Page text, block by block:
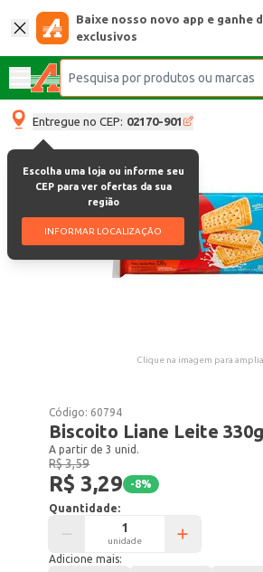
Baixe nosso novo app e ganhe
exclusivos
Entregue no CEP: 02170-901
Escolha uma loja ou informe seu
CEP para ver ofertas da sua
região
INFORMAR LOCALIZAÇÃO
Clique na imagem para
Código: 60794
Biscoito Liane Leite 330g
A partir de 3 unid.
R$ 3,59
R$ 3,29 -8%
Quantidade:
unidade
Adicione mais: